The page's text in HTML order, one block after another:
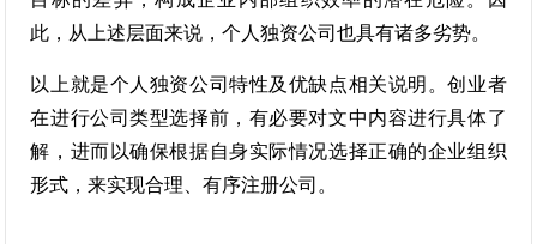
此，从上述层面来说，个人独资公司也具有诸多劣势。
以上就是个人独资公司特性及优缺点相关说明。创业者
在进行公司类型选择前，有必要对文中内容进行具体了
解，进而以确保根据自身实际情况选择正确的企业组织
形式，来实现合理、有序注册公司。